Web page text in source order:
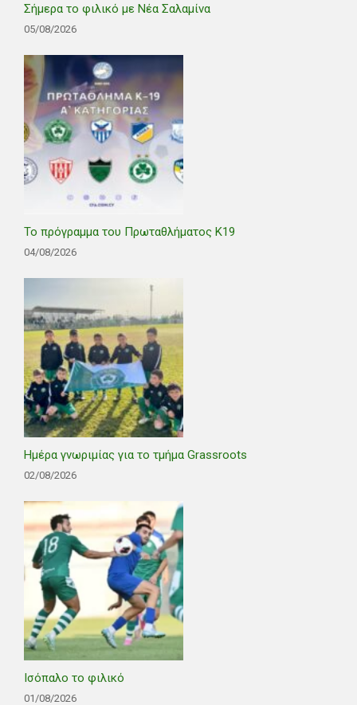
Σήμερα το φιλικό με Νέα Σαλαμίνα
05/08/2026
Το πρόγραμμα του Πρωταθλήματος Κ19
04/08/2026
Ημέρα γνωριμίας για το τμήμα Grassroots
02/08/2026
Ισόπαλο το φιλικό
01/08/2026